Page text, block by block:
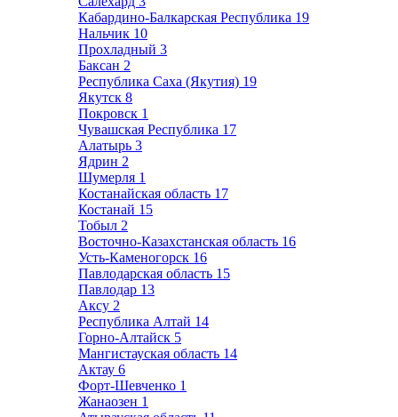
Кабардино-Балкарская Республика 19
Нальчик 10
Прохладный 3
Баксан 2
Республика Саха (Якутия) 19
Якутск 8
Покровск 1
Чувашская Республика 17
Алатырь 3
Ядрин 2
Шумерля 1
Костанайская область 17
Костанай 15
Тобыл 2
Восточно-Казахстанская область 16
Усть-Каменогорск 16
Павлодарская область 15
Павлодар 13
Аксу 2
Республика Алтай 14
Горно-Алтайск 5
Мангистауская область 14
Актау 6
Форт-Шевченко 1
Жанаозен 1